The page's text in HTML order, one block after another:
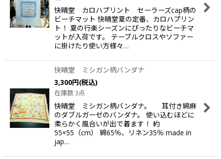
快晴堂 カロハプリント セーラーズcap柄の
ビーチマット 快晴堂夏の定番、カロハプリン
ト！ 夏の行楽シーズンにぴったりなビーチマ
ットが入荷です。 テーブルクロスやソファー
に掛けたり使い方様々…
快晴堂 ミシガン柄バンダナ
3,300円(税込)
在庫数 3点
快晴堂 ミシガン柄バンダナ。 耳付き綿麻
のダブルガーゼのバンダナ。 使い込むほどに
柔らかく風合いが出で着ます！ 約
55×55（cm） 綿65％、リネン35％ made in
jap…